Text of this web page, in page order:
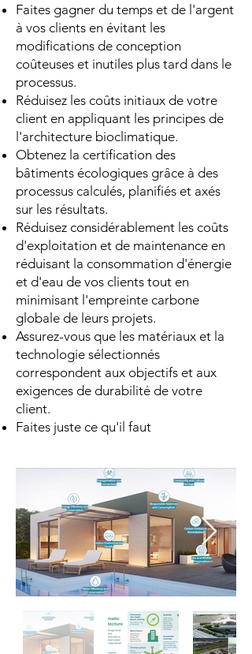
Faites gagner du temps et de l'argent
à vos clients en évitant les
modifications de conception
coûteuses et inutiles plus tard dans le
processus.
Réduisez les coûts initiaux de votre
client en appliquant les principes de
l'architecture bioclimatique.
Obtenez la certification des
bâtiments écologiques grâce à des
processus calculés, planifiés et axés
sur les résultats.
Réduisez considérablement les coûts
d'exploitation et de maintenance en
réduisant la consommation d'énergie
et d'eau de vos clients tout en
minimisant l'empreinte carbone
globale de leurs projets.
Assurez-vous que les matériaux et la
technologie sélectionnés
correspondent aux objectifs et aux
exigences de durabilité de votre
client.
Faites juste ce qu'il faut